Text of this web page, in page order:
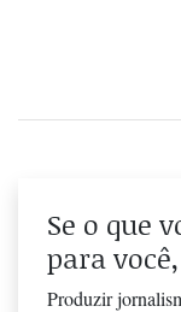
Se o que
para
Produzir